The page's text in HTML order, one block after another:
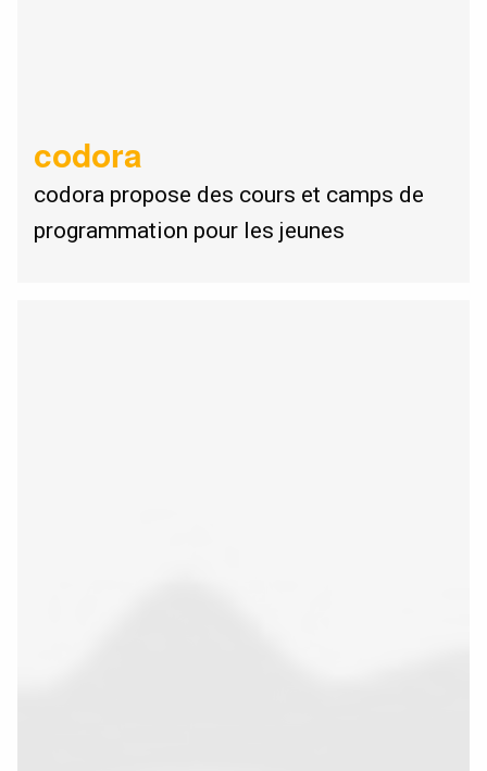
codora
codora propose des cours et camps de
programmation pour les jeunes